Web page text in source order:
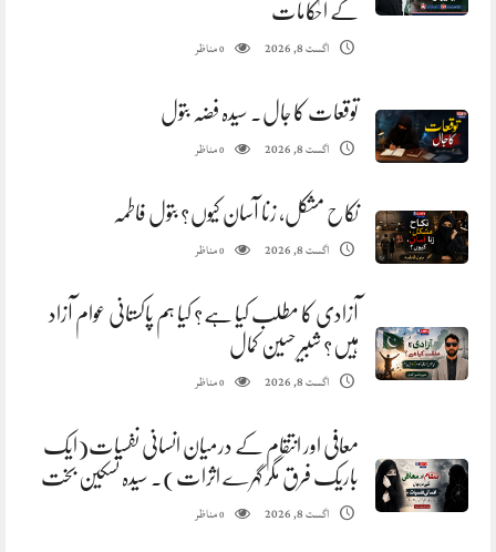
کے احکامات
اگست 8, 2026 0مناظر
توقعات کا جال. سیدہ فضہ بتول
اگست 8, 2026 0مناظر
نکاح مشکل، زنا آسان کیوں؟ بتول فاطمہ
اگست 8, 2026 0مناظر
آزادی کا مطلب کیا ہے؟ کیا ہم پاکستانی عوام آزاد
ہیں؟ شبیر حسین کمال
اگست 8, 2026 0مناظر
معافی اور انتقام کے درمیان انسانی نفسیات(ایک
باریک فرق مگر گہرے اثرات). سیدہ تسکین بخت
اگست 8, 2026 0مناظر